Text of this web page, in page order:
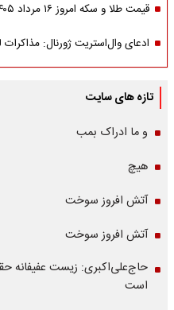
قیمت طلا و سکه امروز ۱۶ مرداد ۱۴۰۵ | طلای دست دوم گرمی چند؟
ادعای وال‌استریت ژورنال:
تازه های سایت
و ما ادراک بمب
هیچ
آتش افروز سوخت
آتش افروز سوخت
حاج‌علی‌اکبری: زیست عفیفانه
است